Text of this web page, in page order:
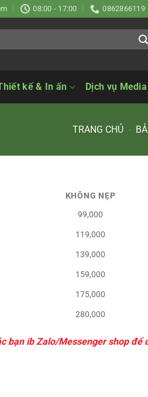
08:00 - 17:00 0862866119
kế & In ấn Dịch vụ Media
TRANG CHỦ -
KHÔNG NẸP
99,000
119,000
139,000
159,000
175,000
280,000
bạn ib Zalo/Messenger shop để